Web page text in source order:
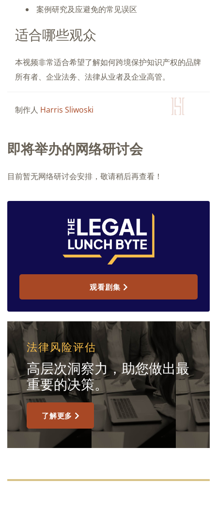
案例研究及应避免的常见误区
适合哪些观众
本视频非常适合希望了解如何跨境保护知识产权的品牌
所有者、企业法务、法律从业者及企业高管。
制作人 Harris Sliwoski
即将举办的网络研讨会
目前暂无网络研讨会安排，敬请稍后再查看！
观看剧集
法律风险评估
高层次洞察力，助您做出最
重要的决策。
了解更多